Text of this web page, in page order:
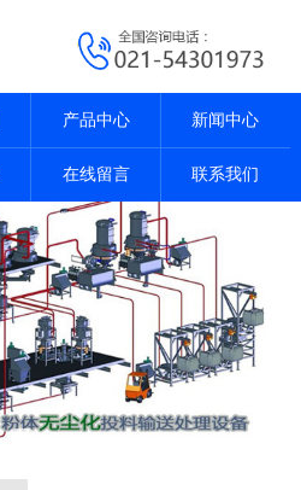
产品中心 新闻中心
在线留言 联系我们